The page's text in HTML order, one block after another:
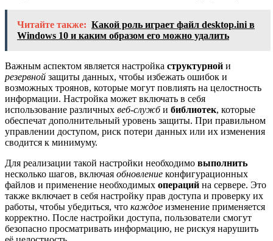
Читайте также: Какой роль играет файл desktop.ini в
Windows 10 и каким образом его можно удалить
Важным аспектом является настройка структурной и
резервной защиты данных, чтобы избежать ошибок и
возможных троянов, которые могут повлиять на целостность
информации. Настройка может включать в себя
использование различных веб-служби библиотек, которые
обеспечат дополнительный уровень защиты. При правильном
управлении доступом, риск потери данных или их изменения
сводится к минимуму.
Для реализации такой настройки необходимо выполнить
несколько шагов, включая обновление конфигурационных
файлов и применение необходимых операций на сервере. Это
также включает в себя настройку прав доступа и проверку их
работы, чтобы убедиться, что каждое изменение применяется
корректно. После настройки доступа, пользователи смогут
безопасно просматривать информацию, не рискуя нарушить